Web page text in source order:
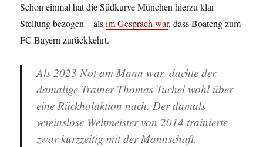
Schon einmal hat die Südkurve München hierzu klar
Stellung bezogen – alsim Gespräch war, dass Boateng zum
FC Bayern zurückkehrt.
Als 2023 Not am Mann war, dachte der
damalige Trainer Thomas Tuchel wohl über
eine Rückholaktion nach. Der damals
vereinslose Weltmeister von 2014 trainierte
zwar kurzzeitig mit der Mannschaft,